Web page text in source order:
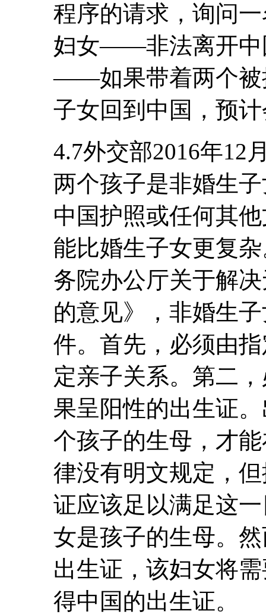
程序的请求，询问
妇女――非法离开中
――如果带着两个被
子女回到中国，预
4.7外交部2016年12
两个孩子是非婚生
中国护照或任何其
能比婚生子女更复
务院办公厅关于解
的意见》，非婚生
件。首先，必须由
定亲子关系。第二
果呈阳性的出生证
个孩子的生母，才
律没有明文规定，
证应该足以满足这
女是孩子的生母。
出生证，该妇女将
得中国的出生证。